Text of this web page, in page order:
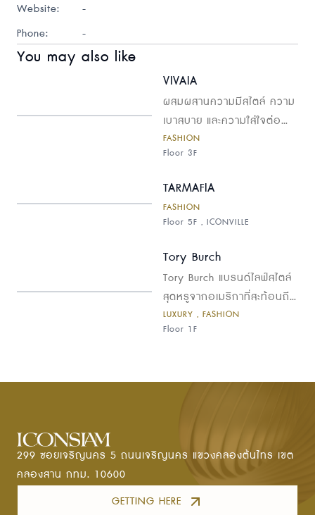
Website:
-
Phone:
-
You may also like
VIVAIA
ผสมผสานความมีสไตล์ ความ
เบาสบาย และความใส่ใจต่อ
โลก... รองเท้าคู่ใจที่รังสรรค์
มาเพื่อตอบโจทย์ทุกไลฟ์สไตล์
FASHION
Floor 3F
TARMAFIA
FASHION
Floor 5F , ICONVILLE
Tory Burch
Tory Burch แบรนด์ไลฟ์สไตล์
สุดหรูจากอเมริกาที่สะท้อนถึง
สไตล์ความคลาสสิกอันเหนือ
กาลเวลา ผสมผสานกับความ
ประณีต พบกับคอลเลกชัน
ครบครัน ทั้งกระเป๋า รองเท้า
เสื้อผ้า และแอคเซสเซอรีที่มอบ
ความสง่างามและความมั่นใจให้
แก่ผู้หญิงยุคใหม่ในทุกโอกาส
LUXURY , FASHION
Floor 1F
299 ซอยเจริญนคร 5 ถนนเจริญนคร แขวงคลองต้นไทร เขต
คลองสาน กทม. 10600
GETTING HERE